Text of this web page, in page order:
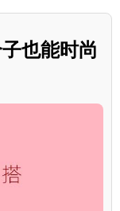
也能时尚